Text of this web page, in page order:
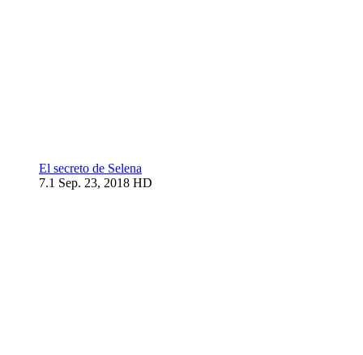
El secreto de Selena
7.1 Sep. 23, 2018 HD